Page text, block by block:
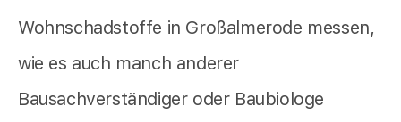
Wohnschadstoffe in Großalmerode messen,
wie es auch manch anderer
Bausachverständiger oder Baubiologe